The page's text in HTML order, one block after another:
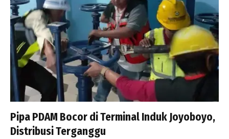
Pipa PDAM Bocor di Terminal Induk Joyoboyo,
Distribusi Terganggu